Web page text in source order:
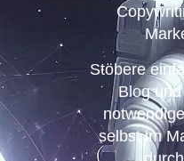
Stöbere
Blog
selbst im